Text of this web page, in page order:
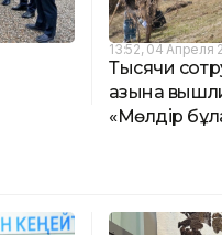
13:52, 04 Апреля
Тысячи
Қазына
«Мөлдір